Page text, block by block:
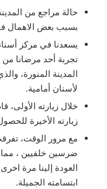
حالة مراجع من
بسبب بعض الاهمال
يسعدنا في مركز
تجربة أحد مرضانا من
المدينة المنورة،
لأسنان أمامية.
خلال زيارته الأولى،
زيارته الأخيرة
مع مرور الوقت،
ضرسين خلفيين ، مما
العودة إلينا مرة
ابتسامته الجميلة.